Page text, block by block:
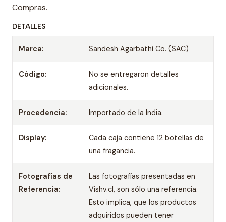
Compras.
DETALLES
Marca: Sandesh Agarbathi Co. (SAC)
Código:
No se entregaron detalles
adicionales.
Procedencia: Importado de la India.
Display:
Cada caja contiene 12 botellas de
una fragancia.
Fotografías de
Referencia:
Las fotografías presentadas en
Vishv.cl, son sólo una referencia.
Esto implica, que los productos
adquiridos pueden tener